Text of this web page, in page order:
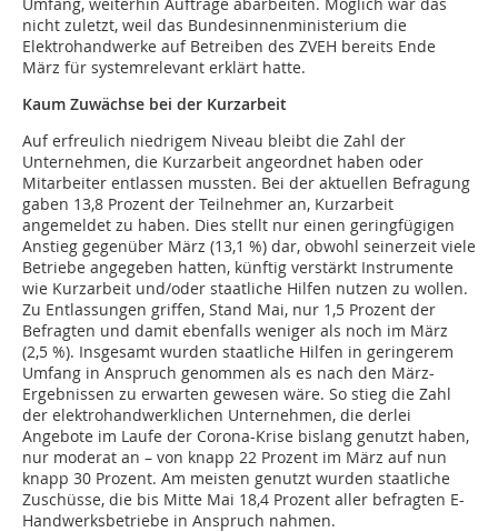
nicht zuletzt, weil das Bundesinnenministerium die
Elektrohandwerke auf Betreiben des ZVEH bereits Ende
März für systemrelevant erklärt hatte.
Kaum Zuwächse bei der Kurzarbeit
Auf erfreulich niedrigem Niveau bleibt die Zahl der
Unternehmen, die Kurzarbeit angeordnet haben oder
Mitarbeiter entlassen mussten. Bei der aktuellen Befragung
gaben 13,8 Prozent der Teilnehmer an, Kurzarbeit
angemeldet zu haben. Dies stellt nur einen geringfügigen
Anstieg gegenüber März (13,1 %) dar, obwohl seinerzeit viele
Betriebe angegeben hatten, künftig verstärkt Instrumente
wie Kurzarbeit und/oder staatliche Hilfen nutzen zu wollen.
Zu Entlassungen griffen, Stand Mai, nur 1,5 Prozent der
Befragten und damit ebenfalls weniger als noch im März
(2,5 %). Insgesamt wurden staatliche Hilfen in geringerem
Umfang in Anspruch genommen als es nach den März-
Ergebnissen zu erwarten gewesen wäre. So stieg die Zahl
der elektrohandwerklichen Unternehmen, die derlei
Angebote im Laufe der Corona-Krise bislang genutzt haben,
nur moderat an – von knapp 22 Prozent im März auf nun
knapp 30 Prozent. Am meisten genutzt wurden staatliche
Zuschüsse, die bis Mitte Mai 18,4 Prozent aller befragten E-
Handwerksbetriebe in Anspruch nahmen.